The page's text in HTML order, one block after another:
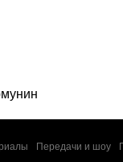
Передачи и шоу